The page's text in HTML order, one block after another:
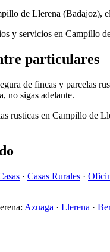
de Llerena (Badajoz),
y servicios en Campillo
particulares
de fincas y parcelas
no sigas adelante.
rusticas en Campillo de
· Casas Rurales ·
Azuaga · Llerena ·